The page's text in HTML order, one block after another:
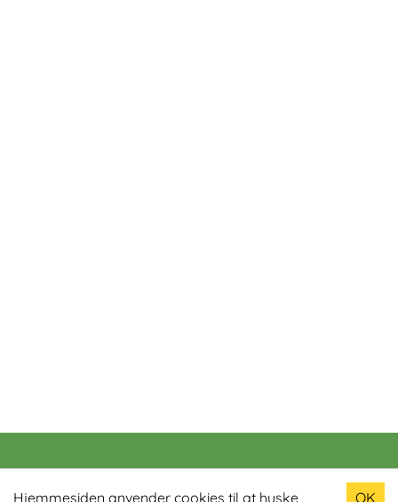
Hjemmesiden anvender cookies til at huske
OK
Populære produkter